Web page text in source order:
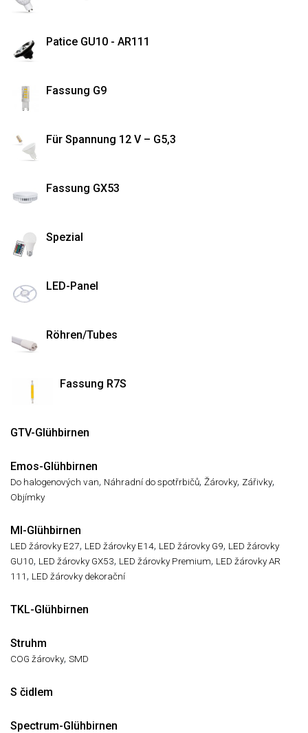
Patice GU10 - AR111
Fassung G9
Für Spannung 12 V – G5,3
Fassung GX53
Spezial
LED-Panel
Röhren/Tubes
Fassung R7S
GTV-Glühbirnen
Emos-Glühbirnen
Do halogenových van, Náhradní do spotřrbičů, Žárovky, Zářivky,
Objímky
MI-Glühbirnen
LED žárovky E27, LED žárovky E14, LED žárovky G9, LED žárovky
GU10, LED žárovky GX53, LED žárovky Premium, LED žárovky AR
111 , LED žárovky dekorační
TKL-Glühbirnen
Struhm
COG žárovky, SMD
S čidlem
Spectrum-Glühbirnen